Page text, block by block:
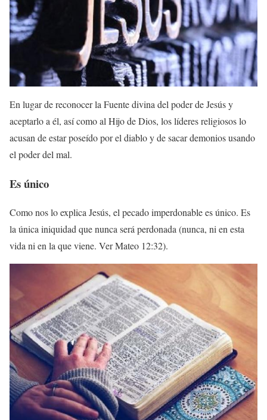
En lugar de reconocer la Fuente divina del poder de Jesús y
aceptarlo a él, así como al Hijo de Dios, los líderes religiosos lo
acusan de estar poseído por el diablo y de sacar demonios usando
el poder del mal.
Es único
Como nos lo explica Jesús, el pecado imperdonable es único. Es
la única iniquidad que nunca será perdonada (nunca, ni en esta
vida ni en la que viene. Ver Mateo 12:32).